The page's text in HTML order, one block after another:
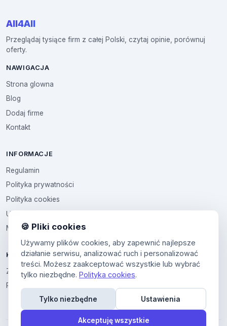
All4All
Przeglądaj tysiące firm z całej Polski, czytaj opinie, porównuj
oferty.
NAWIGACJA
Strona glowna
Blog
Dodaj firme
Kontakt
INFORMACJE
Regulamin
Polityka prywatności
Polityka cookies
Ustawienia cookies
Multikod
KONTO
Zaloguj sie
Panel uzytkownika
🍪 Pliki cookies
Używamy plików cookies, aby zapewnić najlepsze
działanie serwisu, analizować ruch i personalizować
treści. Możesz zaakceptować wszystkie lub wybrać
tylko niezbędne. Polityka cookies.
Tylko niezbędne Ustawienia
Akceptuję wszystkie